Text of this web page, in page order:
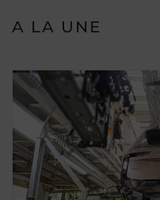
A LA UNE